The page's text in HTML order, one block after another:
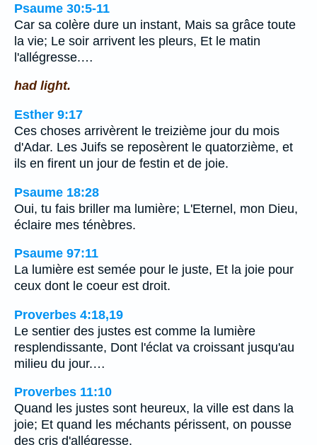
Psaume 30:5-11
Car sa colère dure un instant, Mais sa grâce toute
la vie; Le soir arrivent les pleurs, Et le matin
l'allégresse.…
had light.
Esther 9:17
Ces choses arrivèrent le treizième jour du mois
d'Adar. Les Juifs se reposèrent le quatorzième, et
ils en firent un jour de festin et de joie.
Psaume 18:28
Oui, tu fais briller ma lumière; L'Eternel, mon Dieu,
éclaire mes ténèbres.
Psaume 97:11
La lumière est semée pour le juste, Et la joie pour
ceux dont le coeur est droit.
Proverbes 4:18,19
Le sentier des justes est comme la lumière
resplendissante, Dont l'éclat va croissant jusqu'au
milieu du jour.…
Proverbes 11:10
Quand les justes sont heureux, la ville est dans la
joie; Et quand les méchants périssent, on pousse
des cris d'allégresse.